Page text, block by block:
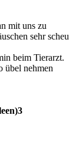
mit uns zu
sehr scheu
beim Tierarzt.
übel nehmen